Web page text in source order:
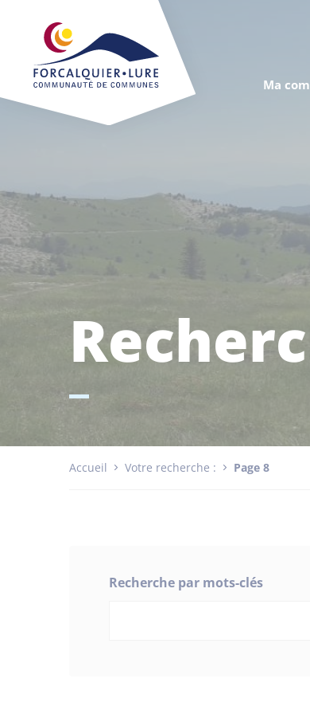
Ma
Accueil Votre recherche : Page 8
Recherche par mots-clés